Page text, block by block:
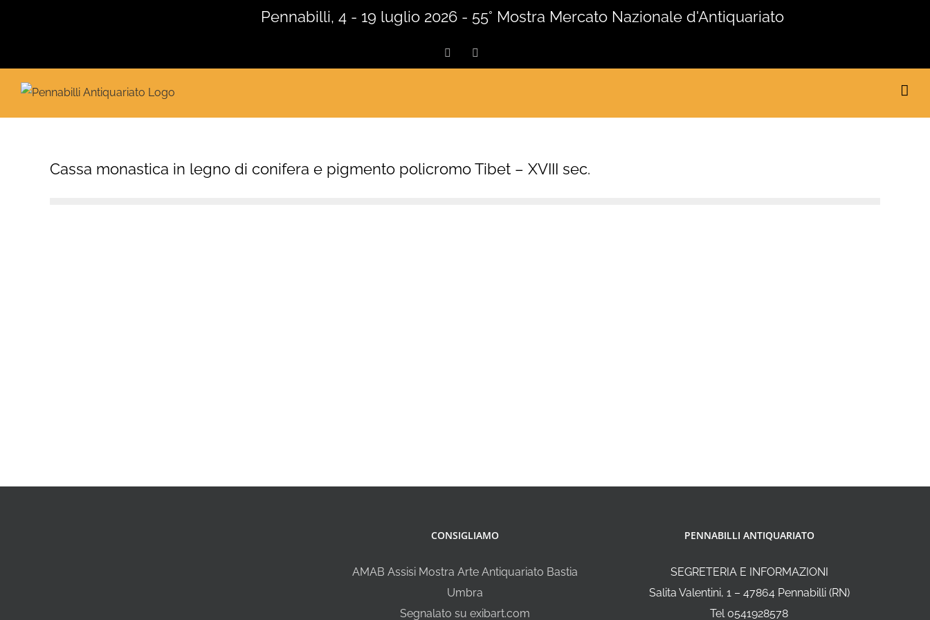
Pennabilli, 4 - 19 luglio 2026 - 55° Mostra Mercato Nazionale d'Antiquariato
Facebook
Cassa monastica in legno di conifera e pigmento policromo Tibet – XVIII sec.
CONSIGLIAMO
AMAB Assisi Mostra Arte Antiquariato Bastia
Umbra
Segnalato su exibart.com
PENNABILLI ANTIQUARIATO
SEGRETERIA E INFORMAZIONI
Salita Valentini, 1 – 47864 Pennabilli (RN)
Tel 0541928578